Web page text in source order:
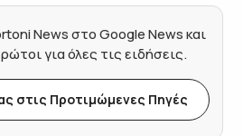
News στο Google News και
για όλες τις ειδήσεις.
στις Προτιμώμενες Πηγές